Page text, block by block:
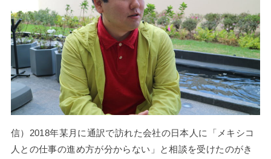
信）2018年某月に通訳で訪れた会社の日本人に「メキシコ
人との仕事の進め方が分からない」と相談を受けたのがき